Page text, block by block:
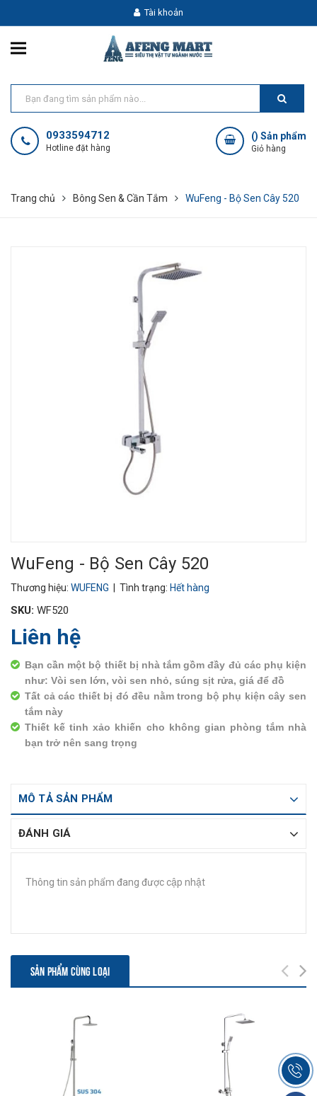
Tài khoản
0933594712
Hotline đặt hàng
() Sản phẩm
Giỏ hàng
Trang chủ Bông Sen & Cần Tắm WuFeng - Bộ Sen Cây 520
WuFeng - Bộ Sen Cây 520
Thương hiệu: WUFENG | Tình trạng: Hết hàng
SKU: WF520
Liên hệ
Bạn cần một bộ thiết bị nhà tắm gồm đầy đủ các phụ kiện
như: Vòi sen lớn, vòi sen nhỏ, súng sịt rửa, giá để đồ
Tất cả các thiết bị đó đều nằm trong bộ phụ kiện cây sen
tắm này
Thiết kế tinh xảo khiến cho không gian phòng tắm nhà
bạn trở nên sang trọng
MÔ TẢ SẢN PHẨM
ĐÁNH GIÁ
Thông tin sản phẩm đang được cập nhật
SẢN PHẨM CÙNG LOẠI